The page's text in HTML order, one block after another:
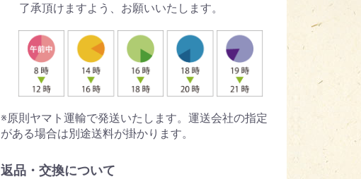
了承頂けますよう、お願いいたします。
※原則ヤマト運輸で発送いたします。運送会社の指定
がある場合は別途送料が掛かります。
返品・交換について